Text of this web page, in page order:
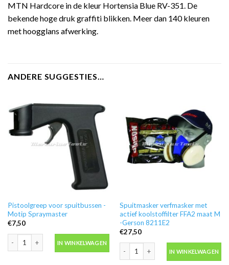
MTN Hardcore in de kleur Hortensia Blue RV-351. De
bekende hoge druk graffiti blikken. Meer dan 140 kleuren
met hoogglans afwerking.
ANDERE SUGGESTIES…
Pistoolgreep voor spuitbussen -
Motip Spraymaster
€7,50
Pistoolgreep voor spuitbussen -Motip Spraymaster aantal
IN WINKELWAGEN
Spuitmasker verfmasker met
actief koolstoffilter FFA2 maat M
-Gerson 8211E2
€27,50
Spuitmasker verfmasker met actief
IN WINKELWAGEN